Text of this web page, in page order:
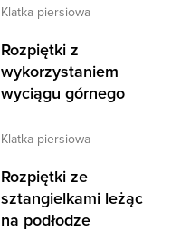
klatka piersiowa
Rozpiętki z
wykorzystaniem
wyciągu górnego
klatka piersiowa
Rozpiętki ze
sztangielkami leżąc
na podłodze